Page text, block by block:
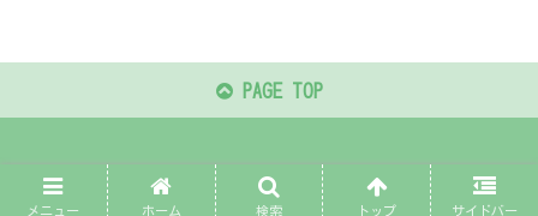
PAGE TOP
© 2022 かぎしっぽなakiblog.
メニュー ホーム 検索 トップ サイドバー